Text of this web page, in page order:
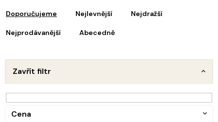
Doporučujeme Nejlevnější Nejdražší
Nejprodávanější Abecedně
Zavřít filtr
Cena
i
p
o
t